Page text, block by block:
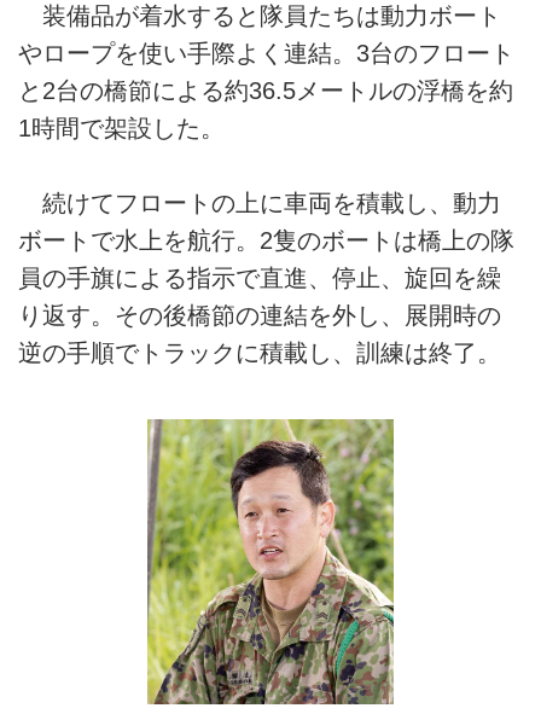
装備品が着水すると隊員たちは動力ボート
やロープを使い手際よく連結。3台のフロート
と2台の橋節による約36.5メートルの浮橋を約
1時間で架設した。
続けてフロートの上に車両を積載し、動力
ボートで水上を航行。2隻のボートは橋上の隊
員の手旗による指示で直進、停止、旋回を繰
り返す。その後橋節の連結を外し、展開時の
逆の手順でトラックに積載し、訓練は終了。